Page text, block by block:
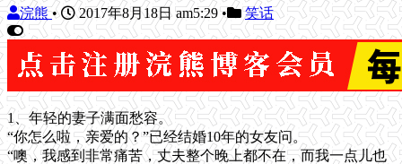
浣熊• 2017年8月18日 am5:29• 笑话
1、年轻的妻子满面愁容。
“你怎么啦，亲爱的？”已经结婚10年的女友问。
“噢，我感到非常痛苦，丈夫整个晚上都不在，而我一点儿也